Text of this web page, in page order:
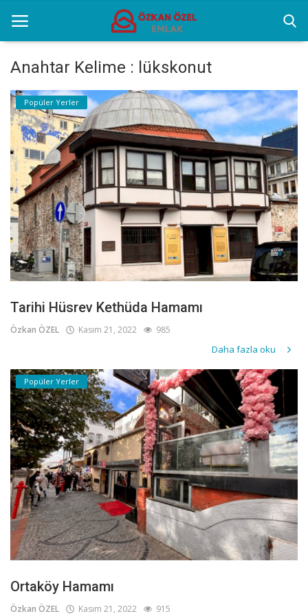
Anasayfa
Popüler Yerler
Gayrettepe Projeler
Genel
Galeri
İletişim
Anahtar Kelime : lükskonut
Popüler Yerler
Tarihi Hüsrev Kethüda Hamamı
Özkan ÖZEL Kasım 21, 2022 985
Daha fazla oku
Popüler Yerler
Ortaköy Hamamı
Özkan ÖZEL Kasım 21, 2022 915